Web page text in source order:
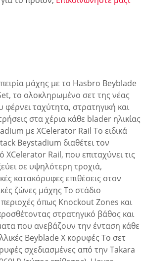
μάχης με το Hasbro Beyblade
το ολοκληρωμένο σετ της νέας
φέρνει ταχύτητα, στρατηγική και
στα χέρια κάθε blader ηλικίας
με XCelerator Rail Το ειδικά
Beystadium διαθέτει τον
XCelerator Rail, που επιταχύνει τις
σε υψηλότερη τροχιά,
κατακόρυφες επιθέσεις στον
ζώνες μάχης Το στάδιο
περιοχές όπως Knockout Zones και
στρατηγικό βάθος και
που ανεβάζουν την ένταση κάθε
Beyblade X κορυφές Το σετ
σχεδιασμένες από την Takara